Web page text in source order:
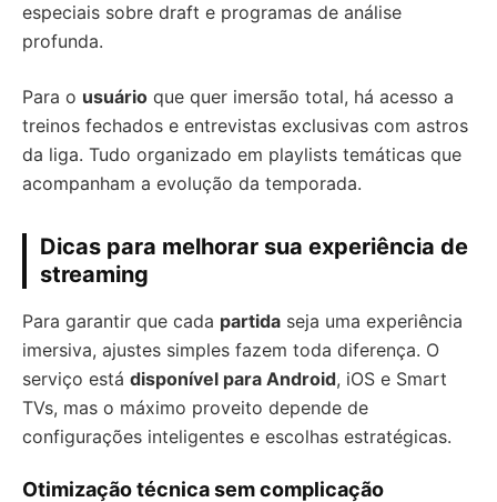
especiais sobre draft e programas de análise
profunda.
Para o usuário que quer imersão total, há acesso a
treinos fechados e entrevistas exclusivas com astros
da liga. Tudo organizado em playlists temáticas que
acompanham a evolução da temporada.
Dicas para melhorar sua experiência de
streaming
Para garantir que cada partida seja uma experiência
imersiva, ajustes simples fazem toda diferença. O
serviço está disponível para Android, iOS e Smart
TVs, mas o máximo proveito depende de
configurações inteligentes e escolhas estratégicas.
Otimização técnica sem complicação